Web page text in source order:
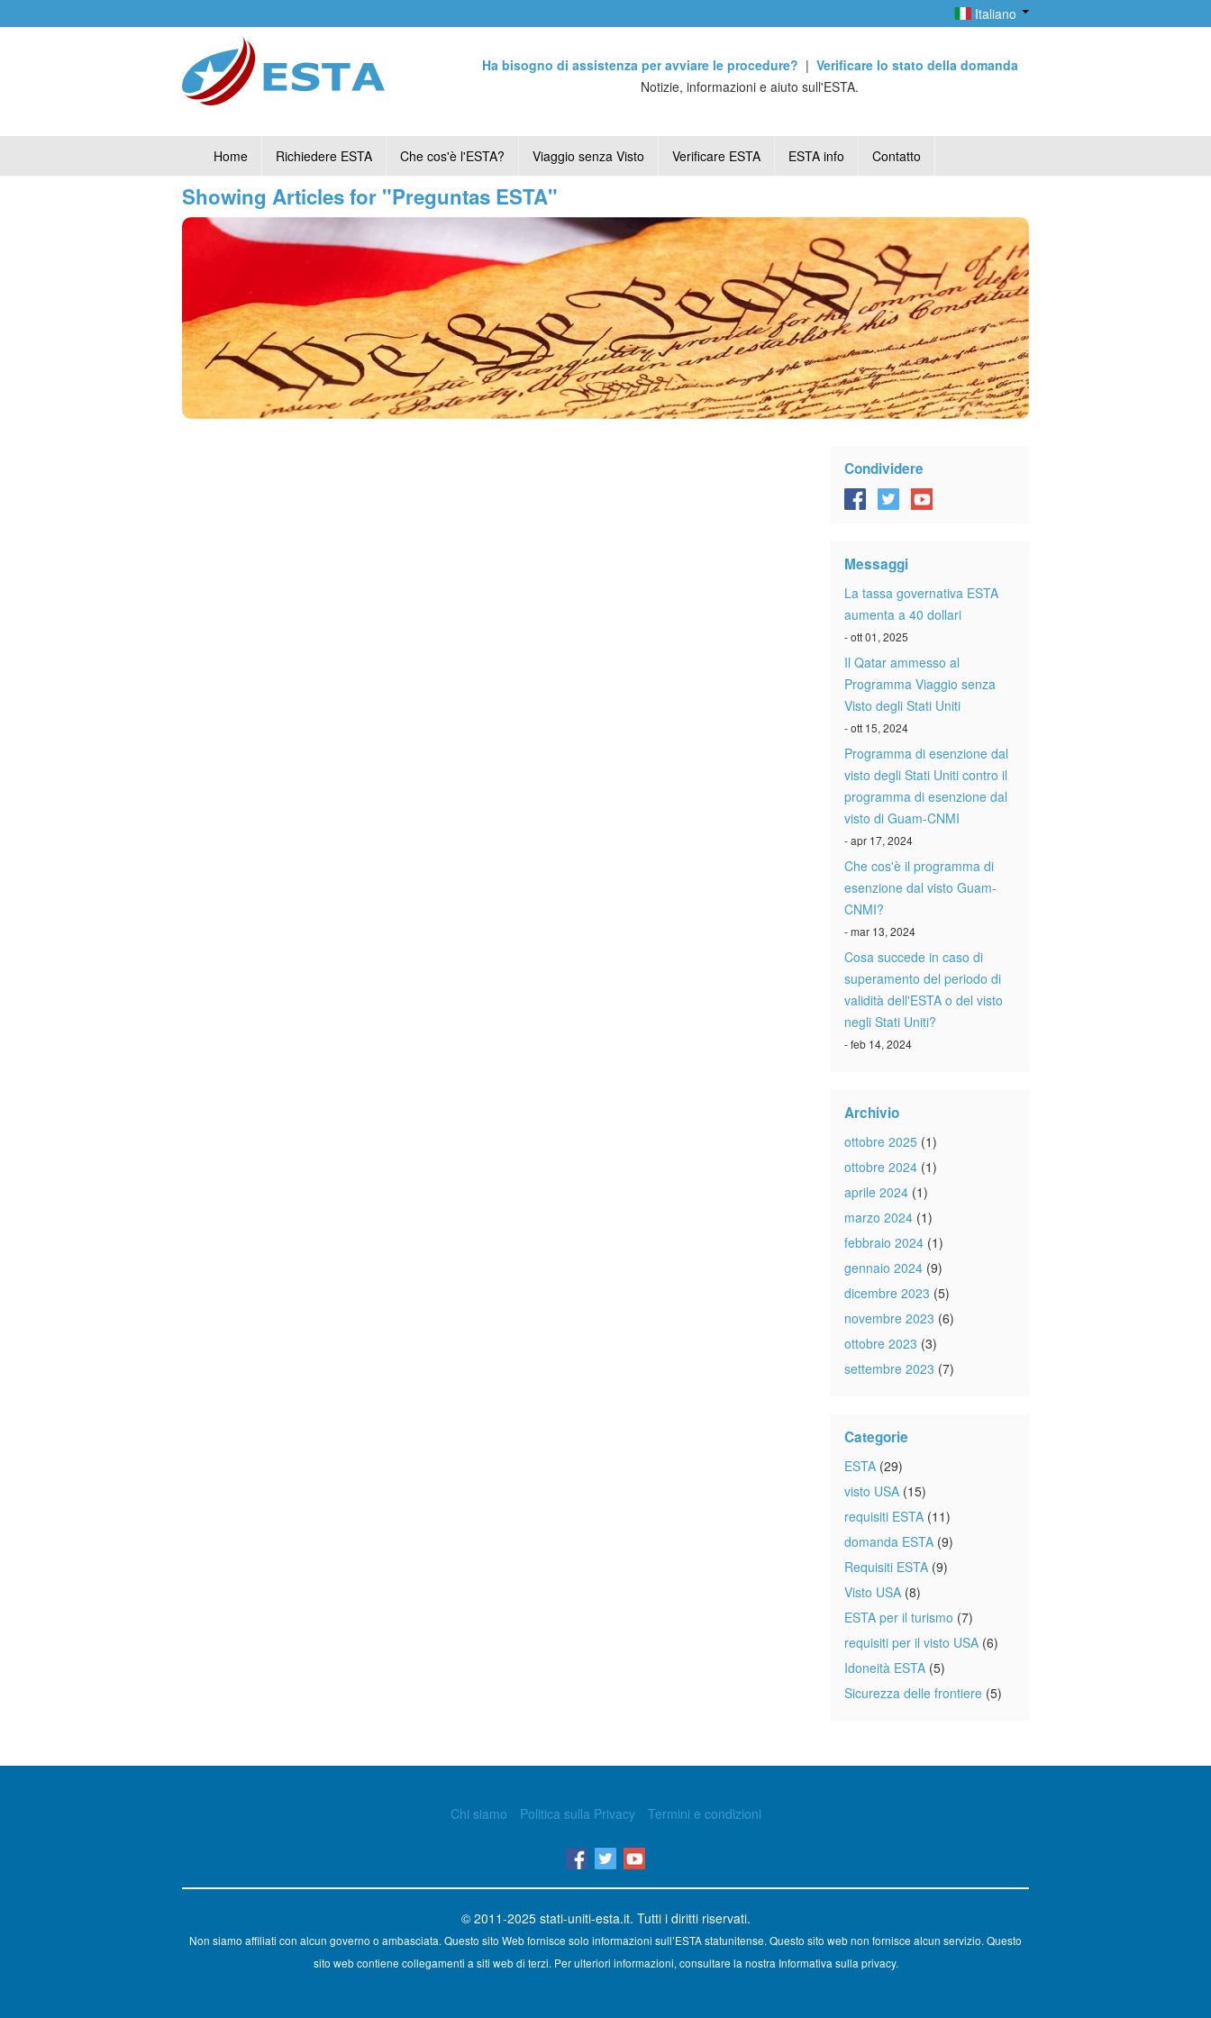
Italiano
Ha bisogno di assistenza per avviare le procedure? | Verificare lo stato della domanda
Notizie, informazioni e aiuto sull'ESTA.
Home Richiedere ESTA Che cos'è l'ESTA? Viaggio senza Visto Verificare ESTA ESTA info Contatto
Showing Articles for "Preguntas ESTA"
Condividere
Messaggi
La tassa governativa ESTA
aumenta a 40 dollari
- ott 01, 2025
Il Qatar ammesso al
Programma Viaggio senza
Visto degli Stati Uniti
- ott 15, 2024
Programma di esenzione dal
visto degli Stati Uniti contro il
programma di esenzione dal
visto di Guam-CNMI
- apr 17, 2024
Che cos'è il programma di
esenzione dal visto Guam-
CNMI?
- mar 13, 2024
Cosa succede in caso di
superamento del periodo di
validità dell'ESTA o del visto
negli Stati Uniti?
- feb 14, 2024
Archivio
ottobre 2025 (1)
ottobre 2024 (1)
aprile 2024 (1)
marzo 2024 (1)
febbraio 2024 (1)
gennaio 2024 (9)
dicembre 2023 (5)
novembre 2023 (6)
ottobre 2023 (3)
settembre 2023 (7)
Categorie
ESTA (29)
visto USA (15)
requisiti ESTA (11)
domanda ESTA (9)
Requisiti ESTA (9)
Visto USA (8)
ESTA per il turismo (7)
requisiti per il visto USA (6)
Idoneità ESTA (5)
Sicurezza delle frontiere (5)
Chi siamo Politica sulla Privacy Termini e condizioni
© 2011-2025 stati-uniti-esta.it. Tutti i diritti riservati.
Non siamo affiliati con alcun governo o ambasciata. Questo sito Web fornisce solo informazioni sull’ESTA statunitense. Questo sito web non fornisce alcun servizio. Questo
sito web contiene collegamenti a siti web di terzi. Per ulteriori informazioni, consultare la nostra Informativa sulla privacy.